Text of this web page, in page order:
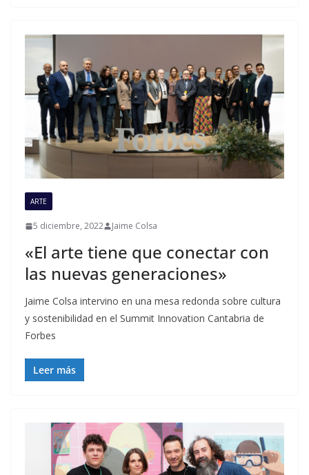
ARTE
5 diciembre, 2022 Jaime Colsa
«El arte tiene que conectar con
las nuevas generaciones»
Jaime Colsa intervino en una mesa redonda sobre cultura
y sostenibilidad en el Summit Innovation Cantabria de
Forbes
Leer más